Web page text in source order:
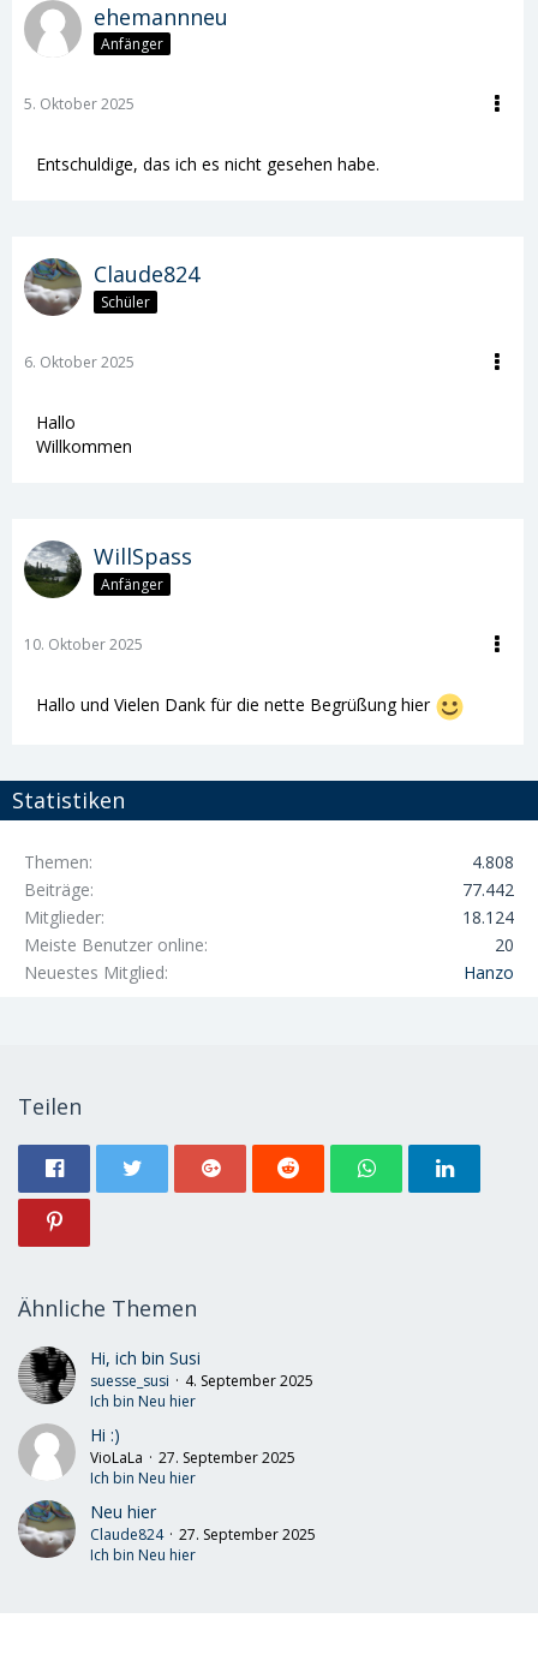
ehemannneu
Anfänger
5. Oktober 2025
Entschuldige, das ich es nicht gesehen habe.
Claude824
Schüler
6. Oktober 2025
Hallo
Willkommen
WillSpass
Anfänger
10. Oktober 2025
Hallo und Vielen Dank für die nette Begrüßung hier
Statistiken
Themen
4.808
Beiträge
77.442
Mitglieder
18.124
Meiste Benutzer online
20
Neuestes Mitglied
Hanzo
Teilen
Ähnliche Themen
Hi, ich bin Susi
suesse_susi
4. September 2025
Ich bin Neu hier
Hi :)
VioLaLa
27. September 2025
Ich bin Neu hier
Neu hier
Claude824
27. September 2025
Ich bin Neu hier